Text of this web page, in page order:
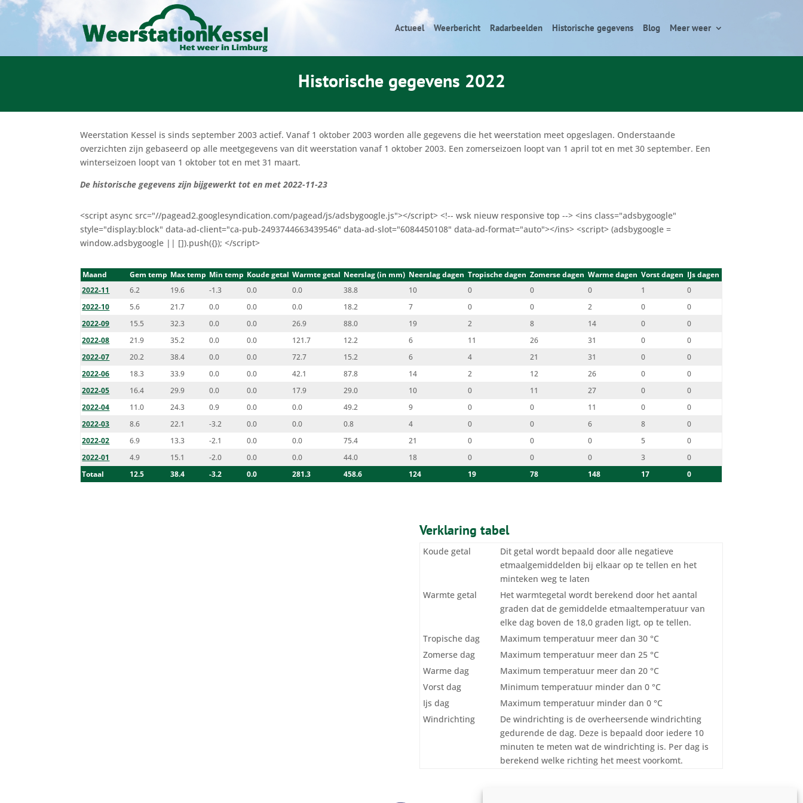
Actueel Weerbericht Radarbeelden Historische gegevens Blog Meer weer
Historische gegevens 2022
Weerstation Kessel is sinds september 2003 actief. Vanaf 1 oktober 2003 worden alle gegevens die het weerstation meet opgeslagen. Onderstaande
overzichten zijn gebaseerd op alle meetgegevens van dit weerstation vanaf 1 oktober 2003. Een zomerseizoen loopt van 1 april tot en met 30 september. Een
winterseizoen loopt van 1 oktober tot en met 31 maart.
De historische gegevens zijn bijgewerkt tot en met 2022-11-23
<script async src="//pagead2.googlesyndication.com/pagead/js/adsbygoogle.js"></script> <!-- wsk nieuw responsive top --> <ins class="adsbygoogle"
style="display:block" data-ad-client="ca-pub-2493744663439546" data-ad-slot="6084450108" data-ad-format="auto"></ins> <script> (adsbygoogle =
window.adsbygoogle || []).push({}); </script>
Maand Gem temp Max temp Min temp Koude getal Warmte getal Neerslag (in mm) Neerslag dagen Tropische dagen Zomerse dagen Warme dagen Vorst dagen IJs dagen
2022-11
6.2 19.6 -1.3 0.0 0.0 38.8 10 0 0 0 1
0
2022-10
5.6 21.7 0.0 0.0 0.0 18.2 7 0 0 2 0
0
2022-09
15.5 32.3 0.0 0.0 26.9 88.0 19 2 8 14 0
0
2022-08
21.9 35.2 0.0 0.0 121.7 12.2 6 11 26 31 0
0
2022-07
20.2 38.4 0.0 0.0 72.7 15.2 6 4 21 31 0
0
2022-06
18.3 33.9 0.0 0.0 42.1 87.8 14 2 12 26 0
0
2022-05
16.4 29.9 0.0 0.0 17.9 29.0 10 0 11 27 0
0
2022-04
11.0 24.3 0.9 0.0 0.0 49.2 9 0 0 11 0
0
2022-03
8.6 22.1 -3.2 0.0 0.0 0.8 4 0 0 6 8
0
2022-02
6.9 13.3 -2.1 0.0 0.0 75.4 21 0 0 0 5
0
2022-01
4.9 15.1 -2.0 0.0 0.0 44.0 18 0 0 0 3
0
Totaal
12.5 38.4 -3.2 0.0 281.3 458.6 124 19 78 148 17 0
Verklaring tabel
Koude getal
Dit getal wordt bepaald door alle negatieve
etmaalgemiddelden bij elkaar op te tellen en het
minteken weg te laten
Warmte getal
Het warmtegetal wordt berekend door het aantal
graden dat de gemiddelde etmaaltemperatuur van
elke dag boven de 18,0 graden ligt, op te tellen.
Tropische dag
Maximum temperatuur meer dan 30 °C
Zomerse dag
Maximum temperatuur meer dan 25 °C
Warme dag
Maximum temperatuur meer dan 20 °C
Vorst dag
Minimum temperatuur minder dan 0 °C
Ijs dag
Maximum temperatuur minder dan 0 °C
Windrichting
De windrichting is de overheersende windrichting
gedurende de dag. Deze is bepaald door iedere 10
minuten te meten wat de windrichting is. Per dag is
berekend welke richting het meest voorkomt.